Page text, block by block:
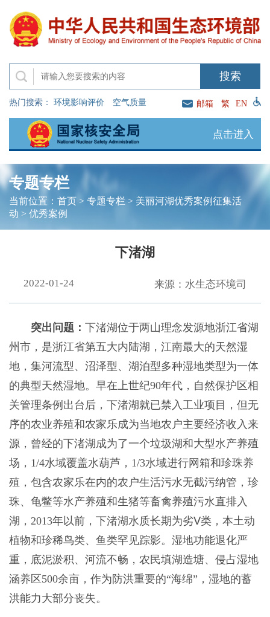
热门搜索： 环境影响评价 空气质量 邮箱 繁 EN
点击进入
专题专栏
当前位置： 首页> 专题专栏> 美丽河湖优秀案例征集活
动 > 优秀案例
下渚湖
2022-01-24 来源：水生态环境司
突出问题： 下渚湖位于两山理念发源地浙江省湖
州市，是浙江省第五大内陆湖，江南最大的天然湿
地，集河流型、沼泽型、湖泊型多种湿地类型为一体
的典型天然湿地。早在上世纪90年代，自然保护区相
关管理条例出台后，下渚湖就已禁入工业项目，但无
序的农业养殖和农家乐成为当地农户主要经济收入来
源，曾经的下渚湖成为了一个垃圾湖和大型水产养殖
场，1/4水域覆盖水葫芦，1/3水域进行网箱和珍珠养
殖，包含农家乐在内的农户生活污水无截污纳管，珍
珠、龟鳖等水产养殖和生猪等畜禽养殖污水直排入
湖，2013年以前，下渚湖水质长期为劣Ⅴ类，本土动
植物和珍稀鸟类、鱼类罕见踪影。湿地功能退化严
重，底泥淤积、河流不畅，农民填湖造塘、侵占湿地
涵养区500余亩，作为防洪重要的“海绵”，湿地的蓄
洪能力大部分丧失。